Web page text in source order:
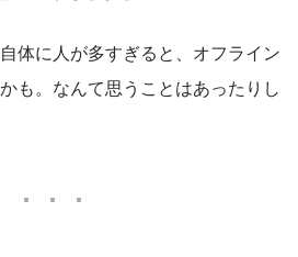
体に人が多すぎると、オフライン
も。なんて思うことはあったりし